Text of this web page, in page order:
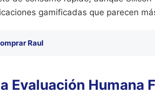
gamificadas que parecen
Raul
Evaluación Humana